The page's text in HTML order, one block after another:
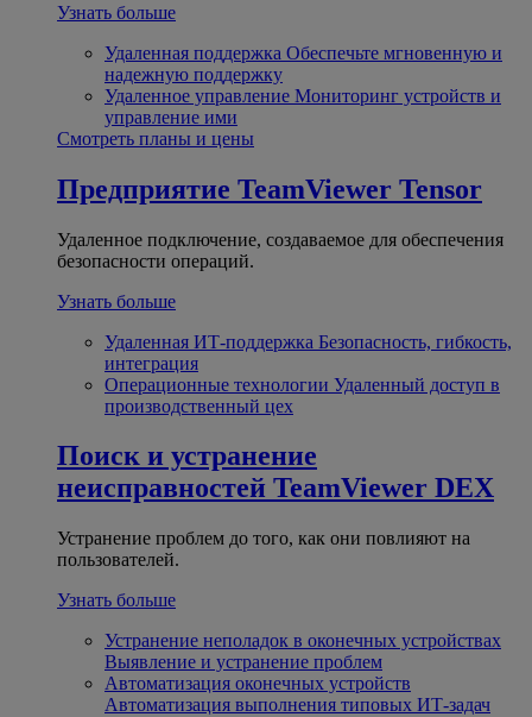
Узнать больше
Удаленная поддержка Обеспечьте мгновенную и
надежную поддержку
Удаленное управление Мониторинг устройств и
управление ими
Смотреть планы и цены
Предприятие TeamViewer Tensor
Удаленное подключение, создаваемое для обеспечения
безопасности операций.
Узнать больше
Удаленная ИТ-поддержка Безопасность, гибкость,
интеграция
Операционные технологии Удаленный доступ в
производственный цех
Поиск и устранение
неисправностей TeamViewer DEX
Устранение проблем до того, как они повлияют на
пользователей.
Узнать больше
Устранение неполадок в оконечных устройствах
Выявление и устранение проблем
Автоматизация оконечных устройств
Автоматизация выполнения типовых ИТ-задач